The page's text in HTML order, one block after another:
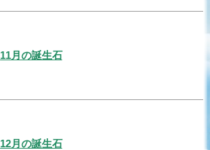
11月の誕生石
12月の誕生石